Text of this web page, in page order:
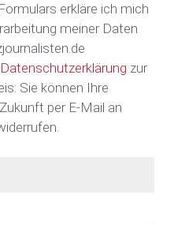
erkläre ich mich
meiner Daten
Datenschutzerklärung zur
Sie können Ihre
per E-Mail an